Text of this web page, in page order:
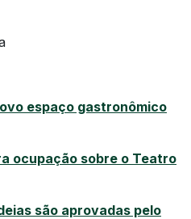
espaço gastronômico
ocupação sobre o Teatro
são aprovadas pelo